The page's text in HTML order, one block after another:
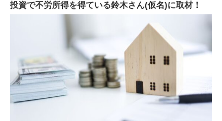
投資で不労所得を得ている鈴木さん(仮名)に取材！